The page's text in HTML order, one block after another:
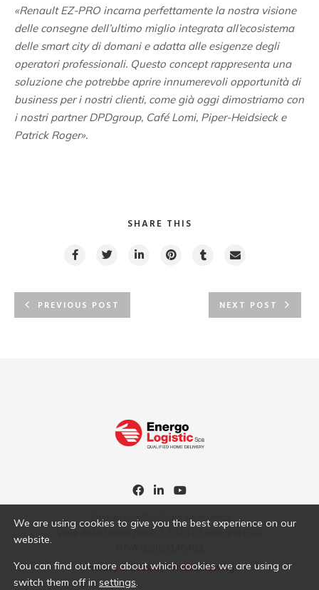
«Renault EZ-PRO incarna perfettamente la nostra visione
delle consegne dell’ultimo miglio integrata all’ecosistema
delle smart city di domani e adatta alle esigenze degli
operatori professionali. Questo concept rappresenta una
soluzione che potrebbe aprire innumerevoli opportunità di
business per i nostri clienti, come già oggi dimostriamo con
i nostri partner DPDgroup, Café Lomi, Piper-Heidsieck e
Patrick Roger».
SHARE THIS
PREVIOUS POST NEXT POST
Viale della Liberazione, 13 40128 Bologna (BO)
Privacy & Cookie|Whistleblowing
We are using cookies to give you the best experience on our
website.
You can find out more about which cookies we are using or
switch them off in settings.